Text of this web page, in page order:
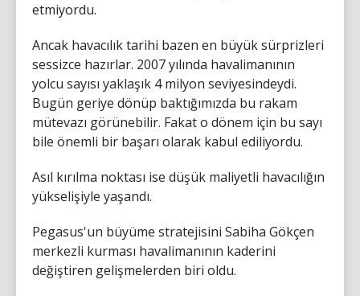
etmiyordu.
Ancak havacılık tarihi bazen en büyük sürprizleri
sessizce hazırlar. 2007 yılında havalimanının
yolcu sayısı yaklaşık 4 milyon seviyesindeydi.
Bugün geriye dönüp baktığımızda bu rakam
mütevazı görünebilir. Fakat o dönem için bu sayı
bile önemli bir başarı olarak kabul ediliyordu.
Asıl kırılma noktası ise düşük maliyetli havacılığın
yükselişiyle yaşandı.
Pegasus'un büyüme stratejisini Sabiha Gökçen
merkezli kurması havalimanının kaderini
değiştiren gelişmelerden biri oldu.